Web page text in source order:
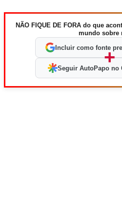
NÃO FIQUE DE FORA do que
mundo sobre
Incluir como fonte
+
Seguir AutoPapo no